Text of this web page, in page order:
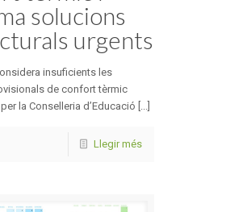
solucions
urgents
insuficients les
de confort tèrmic
la Conselleria d’Educació [...]
Llegir més